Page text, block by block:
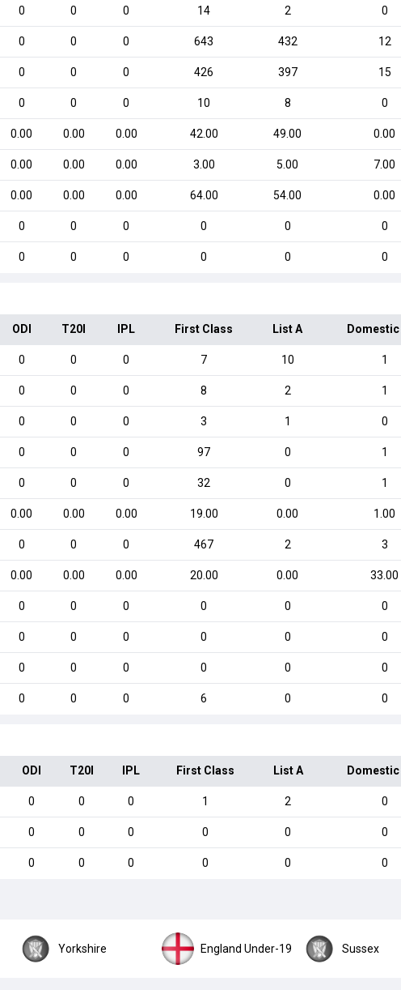
0 0 0 14 2 0
0 0 0 643 432 12
0 0 0 426 397 15
0 0 0 10 8 0
0.00 0.00 0.00 42.00 49.00 0.00
0.00 0.00 0.00 3.00 5.00 7.00
0.00 0.00 0.00 64.00 54.00 0.00
0 0 0 0 0 0
0 0 0 0 0 0
ODI T20I IPL First Class List A
0 0 0 7 10 1
0 0 0 8 2 1
0 0 0 3 1 0
0 0 0 97 0 1
0 0 0 32 0 1
0.00 0.00 0.00 19.00 0.00 1.00
0 0 0 467 2 3
0.00 0.00 0.00 20.00 0.00 33.00
0 0 0 0 0 0
0 0 0 0 0 0
0 0 0 0 0 0
0 0 0 6 0 0
ODI T20I IPL First Class List A
0 0 0 1 2 0
0 0 0 0 0 0
0 0 0 0 0 0
Yorkshire England Under-19 Sussex